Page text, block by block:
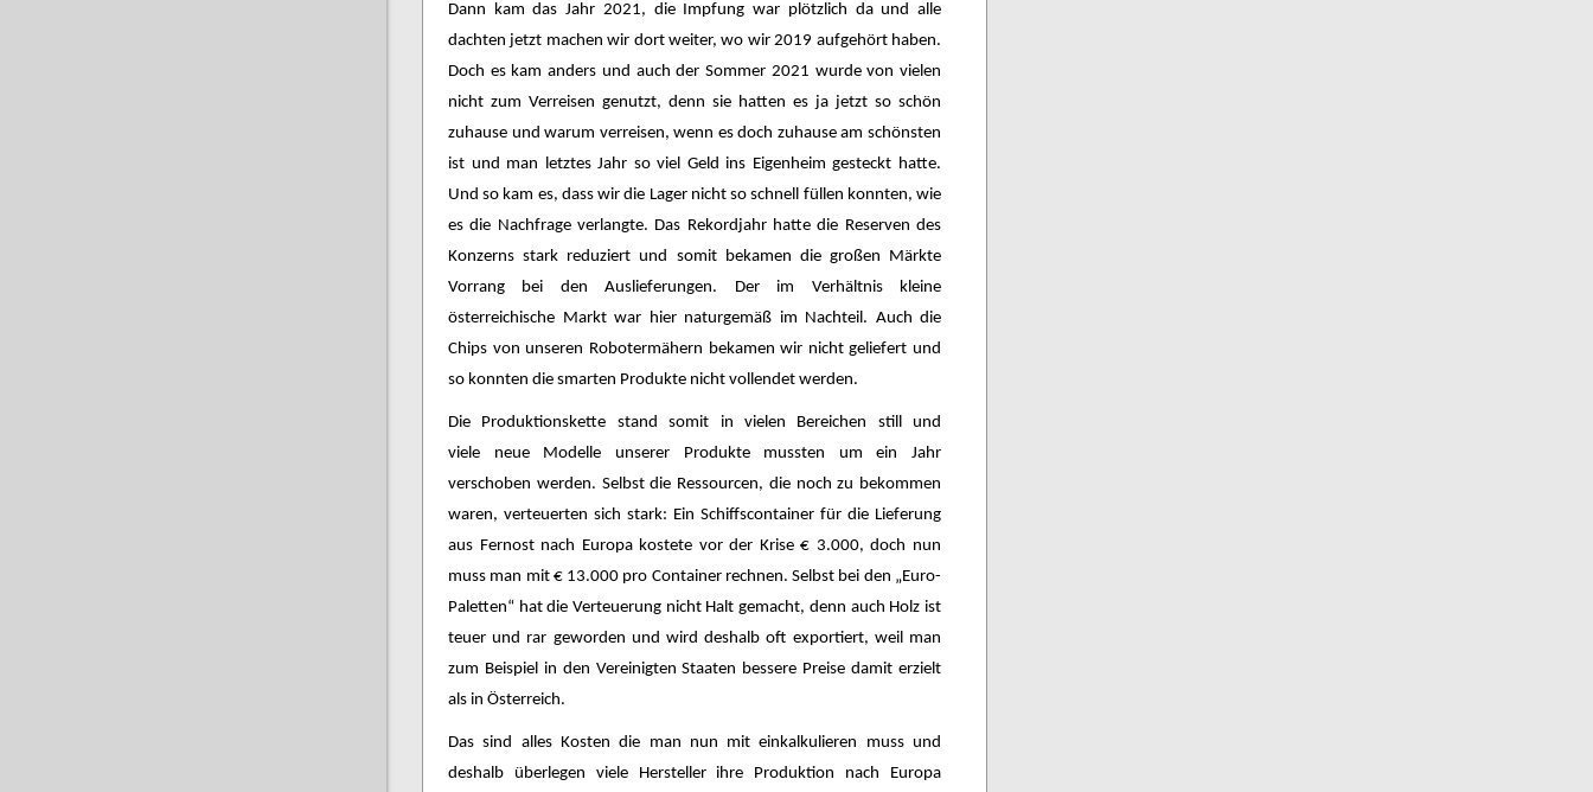
Dann kam das Jahr 2021, die Impfung war plötzlich da und alle
dachten jetzt machen wir dort weiter, wo wir 2019 aufgehört haben.
Doch es kam anders und auch der Sommer 2021 wurde von vielen
nicht zum Verreisen genutzt, denn sie hatten es ja jetzt so schön
zuhause und warum verreisen, wenn es doch zuhause am schönsten
ist und man letztes Jahr so viel Geld ins Eigenheim gesteckt hatte.
Und so kam es, dass wir die Lager nicht so schnell füllen konnten, wie
es die Nachfrage verlangte. Das Rekordjahr hatte die Reserven des
Konzerns stark reduziert und somit bekamen die großen Märkte
Vorrang bei den Auslieferungen. Der im Verhältnis kleine
österreichische Markt war hier naturgemäß im Nachteil. Auch die
Chips von unseren Robotermähern bekamen wir nicht geliefert und
so konnten die smarten Produkte nicht vollendet werden.
Die Produktionskette stand somit in vielen Bereichen still und
viele neue Modelle unserer Produkte mussten um ein Jahr
verschoben werden. Selbst die Ressourcen, die noch zu bekommen
waren, verteuerten sich stark: Ein Schiffscontainer für die Lieferung
aus Fernost nach Europa kostete vor der Krise € 3.000, doch nun
muss man mit € 13.000 pro Container rechnen. Selbst bei den „Euro-
Paletten“ hat die Verteuerung nicht Halt gemacht, denn auch Holz ist
teuer und rar geworden und wird deshalb oft exportiert, weil man
zum Beispiel in den Vereinigten Staaten bessere Preise damit erzielt
als in Österreich.
Das sind alles Kosten die man nun mit einkalkulieren muss und
deshalb überlegen viele Hersteller ihre Produktion nach Europa